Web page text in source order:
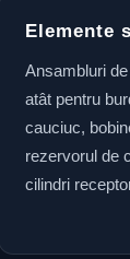
Elemente
Ansambluri
atât pentru
cauciuc,
rezervorul de
cilindri